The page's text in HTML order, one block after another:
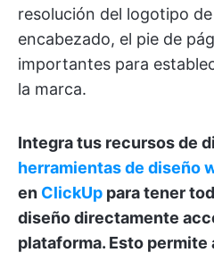
resolución del logotipo
encabezado, el pie de
importantes para
la marca.
Integra tus recursos de
herramientas de diseño
en ClickUp para tener
diseño directamente
plataforma. Esto permite